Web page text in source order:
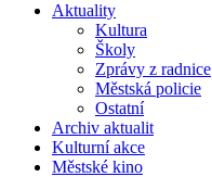
Aktuality
Kultura
Školy
Zprávy z radnice
Městská policie
Ostatní
Archiv aktualit
Kulturní akce
Městské kino